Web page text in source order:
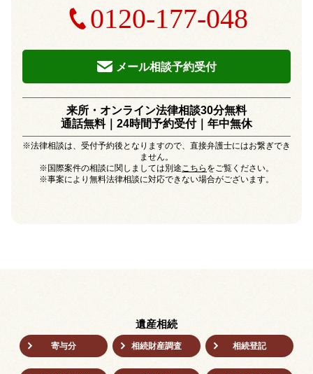
0120-177-048
メール相談予約受付
来所・オンライン法律相談30分無料
通話無料｜24時間予約受付｜年中無休
※法律相談は、受付予約後となりますので、直接弁護士にはお繋ぎでき
ません。
※国際案件の相談に関しましては別途こちら をご覧ください。
※事案により無料法律相談に対応できない場合がございます。
遺産相続
寄与分 相続財産調査 相続登記